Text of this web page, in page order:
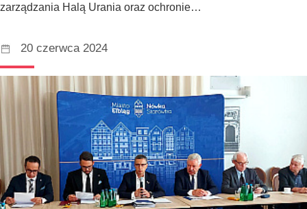
zarządzania Halą Urania oraz ochronie…
20 czerwca 2024